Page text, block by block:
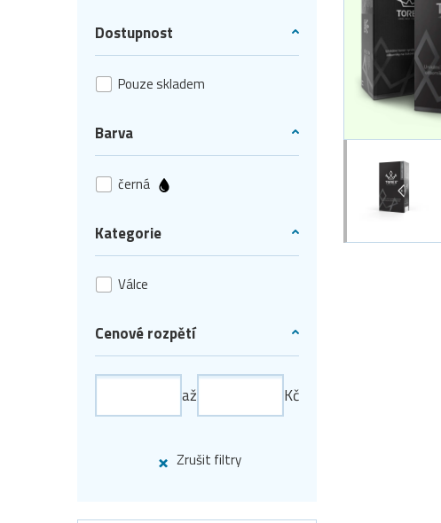
Dostupnost
Pouze skladem
Barva
černá
Kategorie
Válce
Cenové rozpětí
až Kč
Zrušit filtry